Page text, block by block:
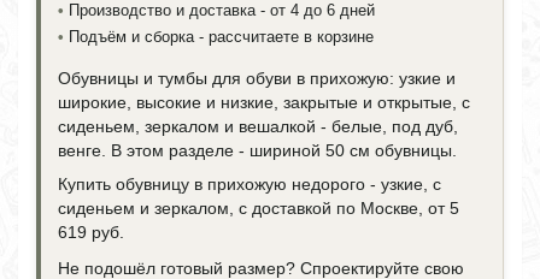
• Производство и доставка - от 4 до 6 дней
• Подъём и сборка - рассчитаете в корзине
Обувницы и тумбы для обуви в прихожую: узкие и
широкие, высокие и низкие, закрытые и открытые, с
сиденьем, зеркалом и вешалкой - белые, под дуб,
венге. В этом разделе - шириной 50 см обувницы.
Купить обувницу в прихожую недорого - узкие, с
сиденьем и зеркалом, с доставкой по Москве, от 5
619 руб.
Не подошёл готовый размер? Спроектируйте свою